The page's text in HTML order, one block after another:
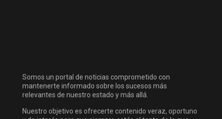
Somos un portal de noticias comprometido con
mantenerte informado sobre los sucesos más
relevantes de nuestro estado y más allá.
Nuestro objetivo es ofrecerte contenido veraz, oportuno